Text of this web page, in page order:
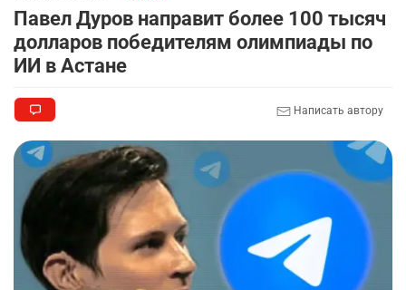
Павел Дуров направит более 100 тысяч
долларов победителям олимпиады по
ИИ в Астане
Написать автору